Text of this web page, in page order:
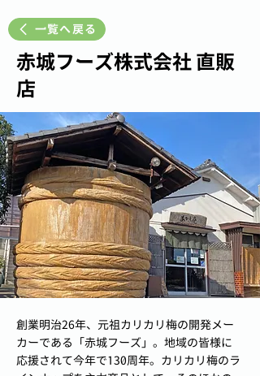
一覧へ戻る
赤城フーズ株式会社 直販
店
創業明治26年、元祖カリカリ梅の開発メー
カーである「赤城フーズ」。地域の皆様に
応援されて今年で130周年。カリカリ梅のラ